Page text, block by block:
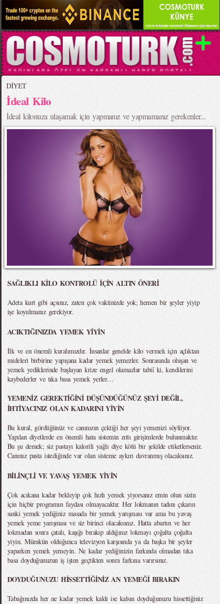
DİYET
İdeal Kilo
İdeal kilonuza ulaşamak için yapmanız ve yapmamanız gerekenler...
SAĞLIKLI KİLO KONTROLÜ İÇİN ALTIN ÖNERİ
Adeta kurt gibi açsınız, zaten çok vaktinizde yok; hemen bir şeyler yiyip
işe koyulmanız gerekiyor.
ACIKTIĞINIZDA YEMEK YİYİN
İlk ve en önemli kuralımızdır. İnsanlar genelde kilo vermek için açlıktan
mideleri birbirine yapışana kadar yemek yemezler. Sonrasında oluşan ve
yemek yediklerinde başlayan krize engel olamazlar tabiî ki, kendilerini
kaybederler ve tıka basa yemek yerler…
YEMENİZ GEREKTİĞİNİ DÜŞÜNDÜĞÜNÜZ ŞEYİ DEĞİL,
İHTİYACINIZ OLAN KADARINI YİYİN
Bu kural, gördüğünüz ve canınızın çektiği her şeyi yemenizi söylüyor.
Yapılan diyetlerde en önemli hata sistemin zıttı girişimlerde bulunmaktır.
Bu şu demek; siz pastayı kalorili yağlı diye kötü bir şekilde etiketlerseniz.
Canınız pasta istediğinde var olan sisteme aykırı davranmış olacaksınız.
BİLİNÇLİ VE YAVAŞ YEMEK YİYİN
Çok acıkana kadar bekleyip çok hızlı yemek yiyorsanız emin olun sizin
için hiçbir programın faydası olmayacaktır. Her lokmanın tadını çıkarın
sanki yemek yediğiniz masada bir yemek yarışması var ama bu yavaş
yemek yeme yarışması ve siz birinci olacaksınız. Hatta abartın ve her
lokmadan sonra çatalı, kaşığı bırakıp aldığınız lokmayı çoğalta çoğalta
yiyin. Mümkün olduğunca televizyon karşısında ya da başka bir şeyler
yaparken yemek yemeyin. Ne kadar yediğinizin farkında olmadan tıka
basa doyduğunuzun iş işten geçtikten sonra farkına varırsınız.
DOYDUĞUNUZU HİSSETTİĞİNİZ AN YEMEĞİ BIRAKIN
Tabağınızda her ne kadar yemek kaldı ise kalsın doyduğunuzu hissettiğiniz